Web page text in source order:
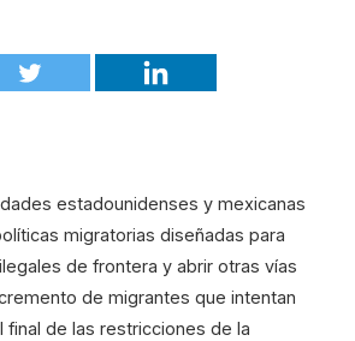
estadounidenses y mexicanas
migratorias diseñadas para
de frontera y abrir otras vías
de migrantes que intentan
final de las restricciones de la